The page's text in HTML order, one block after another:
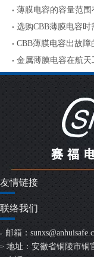
薄膜电容的容量范围
选购CBB薄膜电容
CBB薄膜电容出故障
金属薄膜电容在航天
友情链接
联络我们
> 邮箱：
> 地址：安徽省铜陵市铜